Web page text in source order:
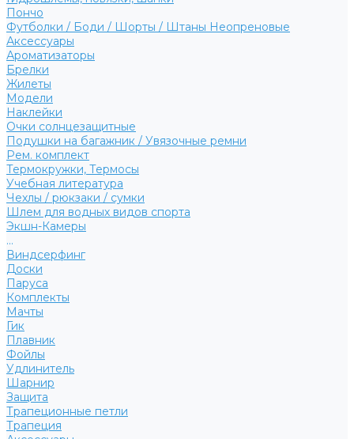
Пончо
Футболки / Боди / Шорты / Штаны Неопреновые
Аксессуары
Ароматизаторы
Брелки
Жилеты
Модели
Наклейки
Очки солнцезащитные
Подушки на багажник / Увязочные ремни
Рем. комплект
Термокружки, Термосы
Учебная литература
Чехлы / рюкзаки / сумки
Шлем для водных видов спорта
Экшн-Камеры
...
Виндсерфинг
Доски
Паруса
Комплекты
Мачты
Гик
Плавник
Фойлы
Удлинитель
Шарнир
Защита
Трапеционные петли
Трапеция